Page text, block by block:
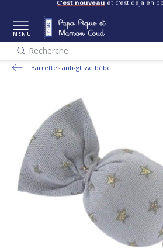
C'est nouveau et c'est déjà en
MENU
Recherche
Barrettes anti-glisse bébé